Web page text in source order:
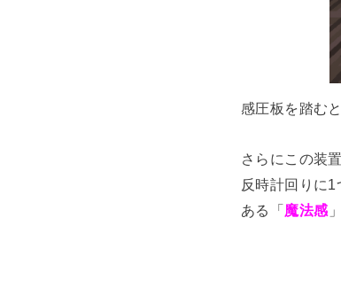
感圧板を踏む
さらにこの装
反時計回りに1
ある「 魔法感